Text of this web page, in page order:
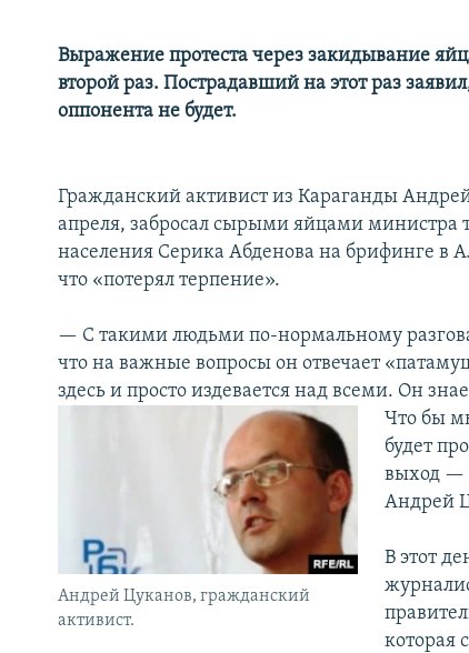
Выражение протеста через закидывание
второй раз. Пострадавший на этот раз
оппонента не будет.
Гражданский активист из Караганды
апреля, забросал сырыми яйцами министра
населения Серика Абденова на брифинге в
что «потерял терпение».
— С такими людьми по-нормальному
что на важные вопросы он отвечает
здесь и просто издевается над всеми. Он
Андрей Цуканов, гражданский
активист.
Что бы
будет
выход —
Андрей
В этот
которая